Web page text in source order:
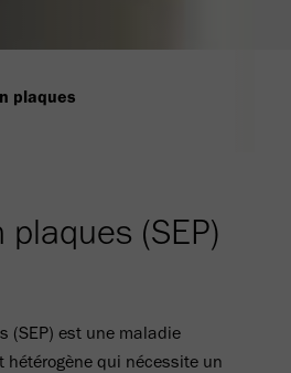
plaques
plaques (SEP)
(SEP) est une maladie
hétérogène qui nécessite un